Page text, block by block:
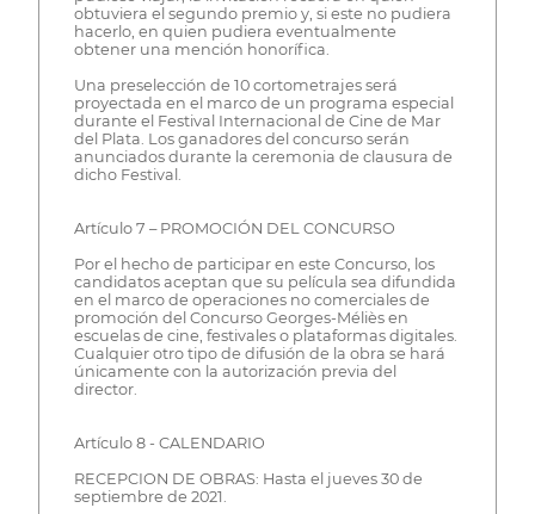
obtuviera el segundo premio y, si este no pudiera
hacerlo, en quien pudiera eventualmente
obtener una mención honorífica.
Una preselección de 10 cortometrajes será
proyectada en el marco de un programa especial
durante el Festival Internacional de Cine de Mar
del Plata. Los ganadores del concurso serán
anunciados durante la ceremonia de clausura de
dicho Festival.
Artículo 7 – PROMOCIÓN DEL CONCURSO
Por el hecho de participar en este Concurso, los
candidatos aceptan que su película sea difundida
en el marco de operaciones no comerciales de
promoción del Concurso Georges-Méliès en
escuelas de cine, festivales o plataformas digitales.
Cualquier otro tipo de difusión de la obra se hará
únicamente con la autorización previa del
director.
Artículo 8 - CALENDARIO
RECEPCION DE OBRAS: Hasta el jueves 30 de
septiembre de 2021.